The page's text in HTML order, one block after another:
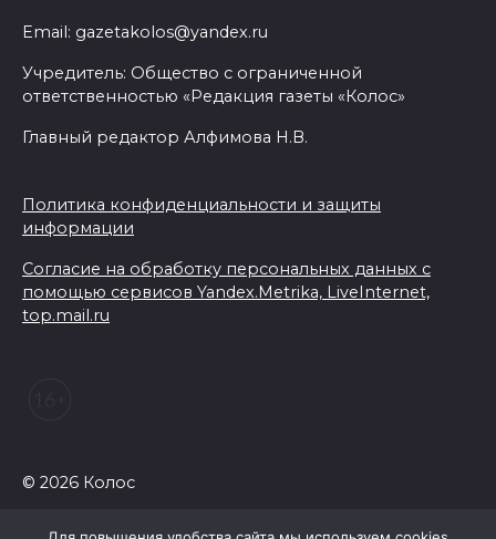
Email: gazetakolos@yandex.ru
Учредитель: Общество с ограниченной
ответственностью «Редакция газеты «Колос»
Главный редактор Алфимова Н.В.
Политика конфиденциальности и защиты
информации
Согласие на обработку персональных данных с
помощью сервисов Yandex.Metrika, LiveInternet,
top.mail.ru
© 2026 Колос